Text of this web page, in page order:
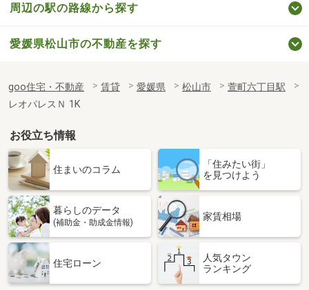
周辺の駅の路線から探す
愛媛県松山市の不動産を探す
goo住宅・不動産 賃貸 愛媛県 松山市
萱町六丁目駅
レオパレスＮ 1K
お役立ち情報
住まいのコラム
「住みたい街」
を見つけよう
暮らしのデータ
(補助金・助成金情報)
家賃相場
住宅ローン
人気タウン
ランキング